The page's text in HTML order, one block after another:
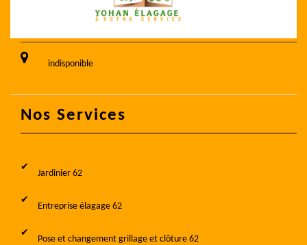
indisponible
Nos Services
Jardinier 62
Entreprise élagage 62
Pose et changement grillage et clôture 62